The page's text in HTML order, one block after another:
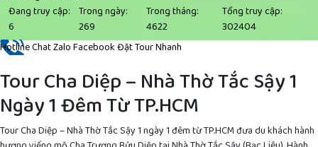
Đang truy cập:
6
Trong ngày:
269
Trong tháng:
4622
Tổng truy cập:
302404
HotlineChat ZaloFacebookĐặt Tour Nhanh
Tour Cha Diệp – Nhà Thờ Tắc Sậy 1
Ngày 1 Đêm Từ TP.HCM
Tour Cha Diệp – Nhà Thờ Tắc Sậy 1 ngày 1 đêm từ TP.HCM đưa du khách hành